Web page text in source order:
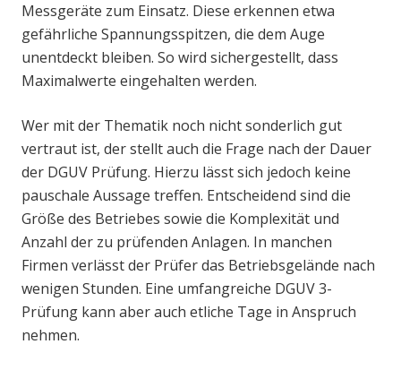
Messgeräte zum Einsatz. Diese erkennen etwa
gefährliche Spannungsspitzen, die dem Auge
unentdeckt bleiben. So wird sichergestellt, dass
Maximalwerte eingehalten werden.
Wer mit der Thematik noch nicht sonderlich gut
vertraut ist, der stellt auch die Frage nach der Dauer
der DGUV Prüfung. Hierzu lässt sich jedoch keine
pauschale Aussage treffen. Entscheidend sind die
Größe des Betriebes sowie die Komplexität und
Anzahl der zu prüfenden Anlagen. In manchen
Firmen verlässt der Prüfer das Betriebsgelände nach
wenigen Stunden. Eine umfangreiche DGUV 3-
Prüfung kann aber auch etliche Tage in Anspruch
nehmen.